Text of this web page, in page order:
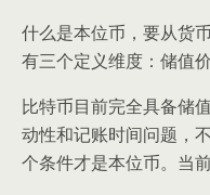
什么是本位币，要从货
有三个定义维度：储值
比特币目前完全具备储
动性和记账时间问题，
个条件才是本位币。当